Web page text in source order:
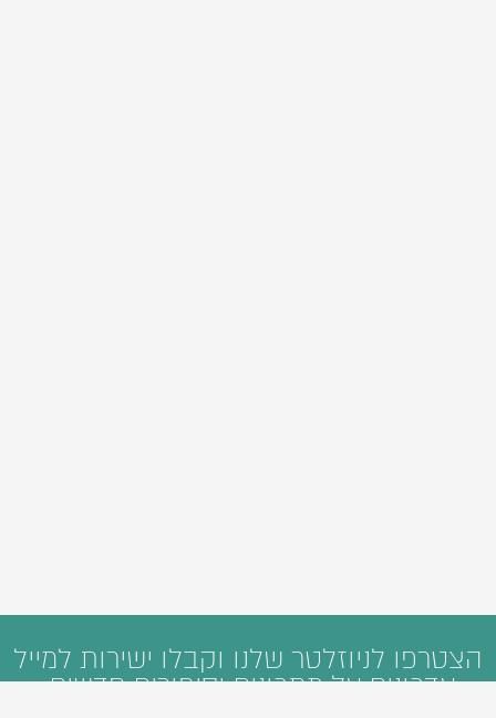
הצטרפו לניוזלטר שלנו וקבלו ישירות למייל
עדכונים על מתכונים וסיפורים חדשים: